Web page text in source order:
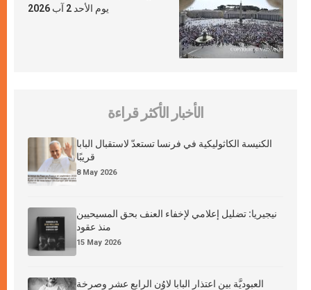
يوم الأحد 2 آب 2026
الأخبار الأكثر قراءة
الكنيسة الكاثوليكية في فرنسا تستعدّ لاستقبال البابا
قريبًا
8 May 2026
نيجيريا: تضليل إعلامي لإخفاء العنف بحق المسيحيين
منذ عقود
15 May 2026
العبوديَّة بين اعتذار البابا لاوُن الرابع عشر وصرخة